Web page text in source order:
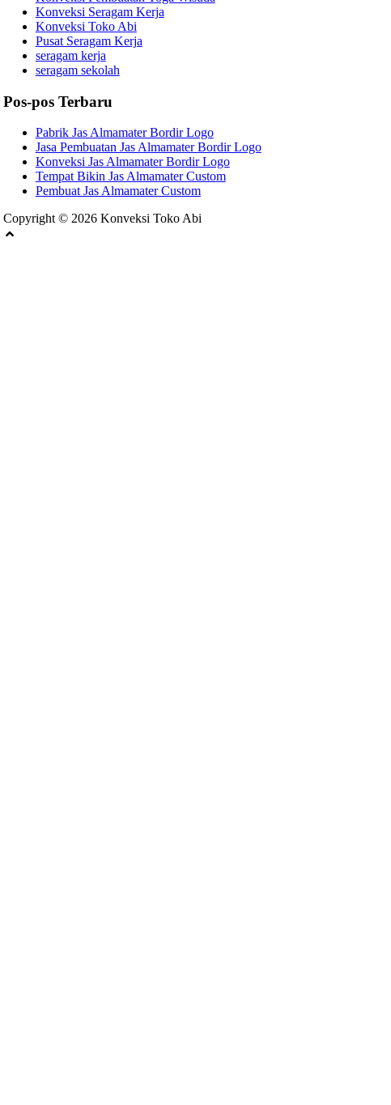
Konveksi Seragam Kerja
Konveksi Toko Abi
Pusat Seragam Kerja
seragam kerja
seragam sekolah
Pos-pos Terbaru
Pabrik Jas Almamater Bordir Logo
Jasa Pembuatan Jas Almamater Bordir Logo
Konveksi Jas Almamater Bordir Logo
Tempat Bikin Jas Almamater Custom
Pembuat Jas Almamater Custom
Copyright © 2026 Konveksi Toko Abi